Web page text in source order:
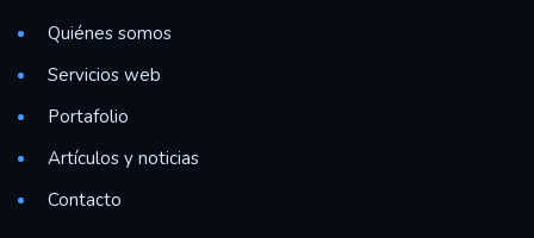
Quiénes somos
Servicios web
Portafolio
Artículos y noticias
Contacto